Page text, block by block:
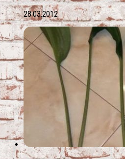
28.03.2012